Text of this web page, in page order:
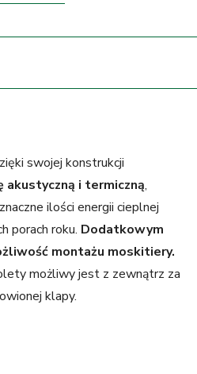
swojej konstrukcji
akustyczną i termiczną,
ilości energii cieplnej
porach roku. Dodatkowym
montażu moskitiery.
możliwy jest z zewnątrz za
klapy.